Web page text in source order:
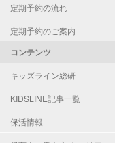
定期予約の流れ
定期予約のご案内
コンテンツ
キッズライン総研
KIDSLINE記事一覧
保活情報